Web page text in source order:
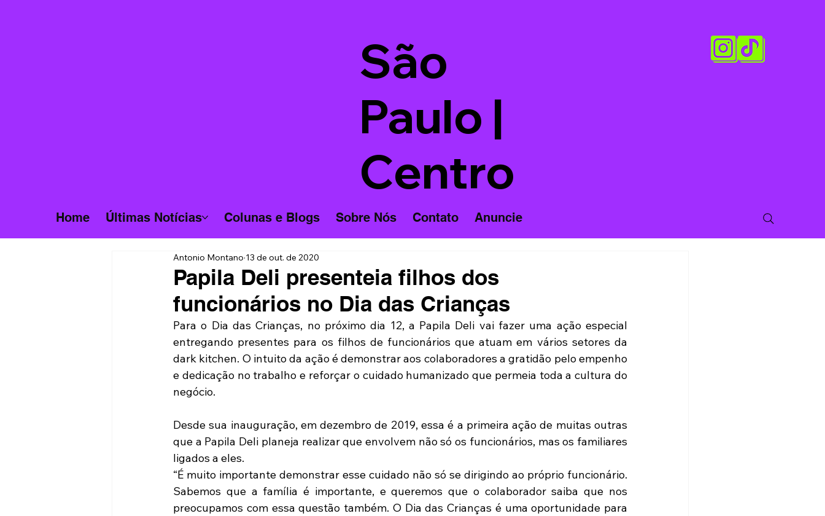
São
Paulo |
Centro
Home Últimas Notícias Colunas e Blogs Sobre Nós Contato Anuncie
Papila Deli presenteia filhos dos
funcionários no Dia das Crianças
Antonio Montano 13 de out. de 2020
Para o Dia das Crianças, no próximo dia 12, a Papila Deli vai fazer uma ação especial
entregando presentes para os filhos de funcionários que atuam em vários setores da
dark kitchen. O intuito da ação é demonstrar aos colaboradores a gratidão pelo empenho
e dedicação no trabalho e reforçar o cuidado humanizado que permeia toda a cultura do
negócio.
Desde sua inauguração, em dezembro de 2019, essa é a primeira ação de muitas outras
que a Papila Deli planeja realizar que envolvem não só os funcionários, mas os familiares
ligados a eles.
“É muito importante demonstrar esse cuidado não só se dirigindo ao próprio funcionário.
Sabemos que a família é importante, e queremos que o colaborador saiba que nos
preocupamos com essa questão também. O Dia das Crianças é uma oportunidade para